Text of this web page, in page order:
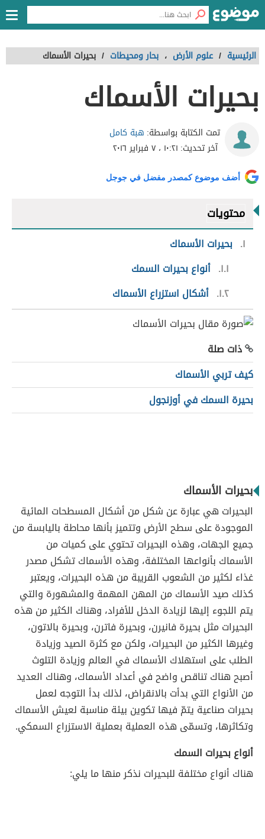
الرئيسية / علوم الأرض ، بحار ومحيطات / بحيرات الأسماك
بحيرات الأسماك
تمت الكتابة بواسطة: هبة كامل
آخر تحديث: ١٠:٢١ ، ٧ فبراير ٢٠١٦
أضف موضوع كمصدر مفضل في جوجل
محتويات
١ بحيرات الأسماك
١.١ أنواع بحيرات السمك
١.٢ أشكال استزراع الأسماك
ذات صلة
كيف تربي الأسماك
بحيرة السمك في أوزنجول
بحيرات الأسماك
البحيرات هي عبارة عن شكل من أشكال المسطحات المائية
الموجودة على سطح الأرض وتتميز بأنها محاطة باليابسة من
جميع الجهات، وهذه البحيرات تحتوي على كميات من
الأسماك بأنواعها المختلفة، وهذه الأسماك تشكل مصدر
غذاء لكثير من الشعوب القريبة من هذه البحيرات، ويعتبر
كذلك صيد الأسماك من المهن المهمة والمشهورة والتي
يتم اللجوء إليها لزيادة الدخل للأفراد، وهناك الكثير من هذه
البحيرات مثل بحيرة فانيرن، وبحيرة فاترن، وبحيرة بالاتون،
وغيرها الكثير من البحيرات، ولكن مع كثرة الصيد وزيادة
الطلب على استهلاك الأسماك في العالم وزيادة التلوث
أصبح هناك تناقص واضح في أعداد الأسماك، وهناك العديد
من الأنواع التي بدأت بالانقراض، لذلك بدأ التوجه لعمل
بحيرات صناعية يتمّ فيها تكوين بيئة مناسبة لعيش الأسماك
وتكاثرها، وتسمّى هذه العملية بعملية الاستزراع السمكي.
أنواع بحيرات السمك
هناك أنواع مختلفة للبحيرات نذكر منها ما يلي: